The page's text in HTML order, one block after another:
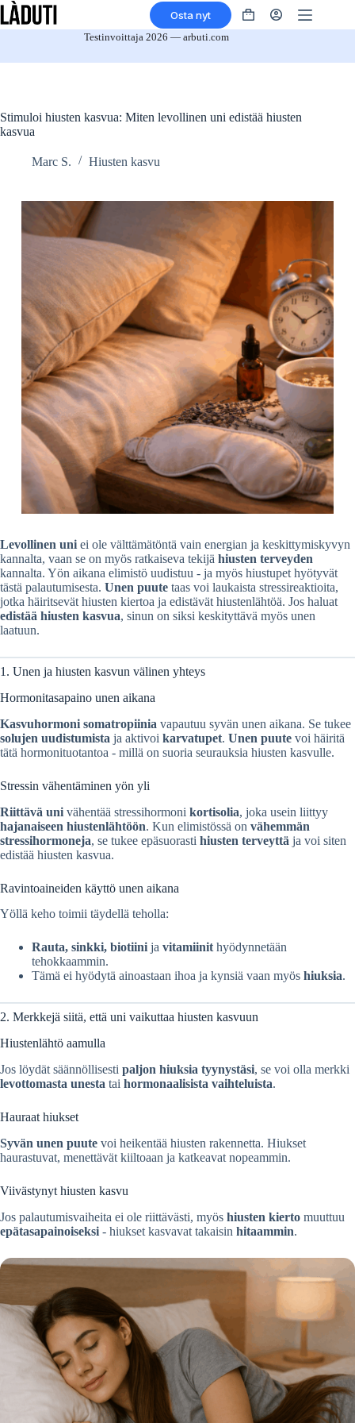
Siirry
sisältöön
Osta nyt Ostoskori
Testinvoittaja 2026 — arbuti.com
Stimuloi hiusten kasvua: Miten levollinen uni edistää hiusten
kasvua
Marc S. Hiusten kasvu
Levollinen uni ei ole välttämätöntä vain energian ja keskittymiskyvyn
kannalta, vaan se on myös ratkaiseva tekijä hiusten terveyden
kannalta. Yön aikana elimistö uudistuu - ja myös hiustupet hyötyvät
tästä palautumisesta. Unen puute taas voi laukaista stressireaktioita,
jotka häiritsevät hiusten kiertoa ja edistävät hiustenlähtöä. Jos haluat
edistää hiusten kasvua, sinun on siksi keskityttävä myös unen
laatuun.
1. Unen ja hiusten kasvun välinen yhteys
Hormonitasapaino unen aikana
Kasvuhormoni somatropiinia vapautuu syvän unen aikana. Se tukee
solujen uudistumista ja aktivoi karvatupet. Unen puute voi häiritä
tätä hormonituotantoa - millä on suoria seurauksia hiusten kasvulle.
Stressin vähentäminen yön yli
Riittävä uni vähentää stressihormoni kortisolia, joka usein liittyy
hajanaiseen hiustenlähtöön. Kun elimistössä on vähemmän
stressihormoneja, se tukee epäsuorasti hiusten terveyttä ja voi siten
edistää hiusten kasvua.
Ravintoaineiden käyttö unen aikana
Yöllä keho toimii täydellä teholla:
Rauta, sinkki, biotiini ja vitamiinithyödynnetään
tehokkaammin.
Tämä ei hyödytä ainoastaan ihoa ja kynsiä vaan myös hiuksia.
2. Merkkejä siitä, että uni vaikuttaa hiusten kasvuun
Hiustenlähtö aamulla
Jos löydät säännöllisesti paljon hiuksia tyynystäsi, se voi olla merkki
levottomasta unesta tai hormonaalisista vaihteluista.
Hauraat hiukset
Syvän unen puute voi heikentää hiusten rakennetta. Hiukset
haurastuvat, menettävät kiiltoaan ja katkeavat nopeammin.
Viivästynyt hiusten kasvu
Jos palautumisvaiheita ei ole riittävästi, myös hiusten kierto muuttuu
epätasapainoiseksi - hiukset kasvavat takaisin hitaammin.